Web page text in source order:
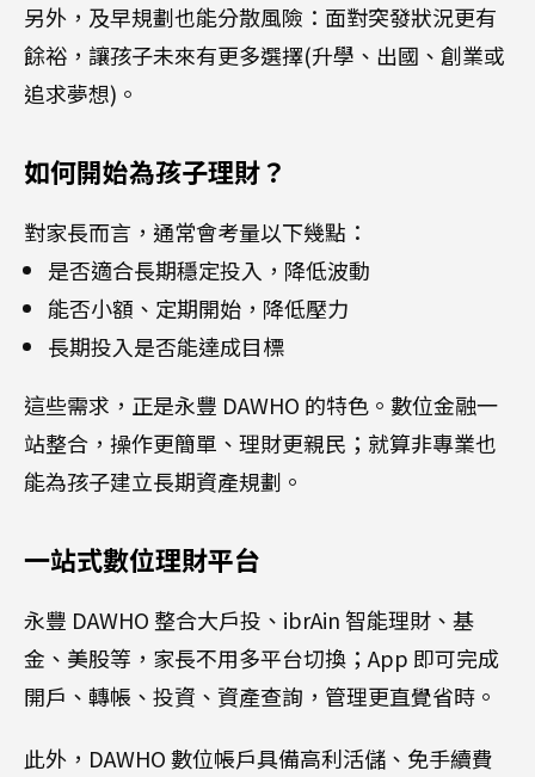
另外，及早規劃也能分散風險：面對突發狀況更有
餘裕，讓孩子未來有更多選擇(升學、出國、創業或
追求夢想)。
如何開始為孩子理財？
對家長而言，通常會考量以下幾點：
是否適合長期穩定投入，降低波動
能否小額、定期開始，降低壓力
長期投入是否能達成目標
這些需求，正是永豐 DAWHO 的特色。數位金融一
站整合，操作更簡單、理財更親民；就算非專業也
能為孩子建立長期資產規劃。
一站式數位理財平台
永豐 DAWHO 整合大戶投、ibrAin 智能理財、基
金、美股等，家長不用多平台切換；App 即可完成
開戶、轉帳、投資、資產查詢，管理更直覺省時。
此外，DAWHO 數位帳戶具備高利活儲、免手續費